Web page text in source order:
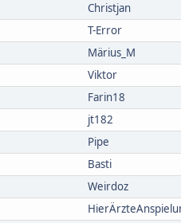
Christjan
T-Error
Märius_M
Viktor
Farin18
jt182
Pipe
Basti
Weirdoz